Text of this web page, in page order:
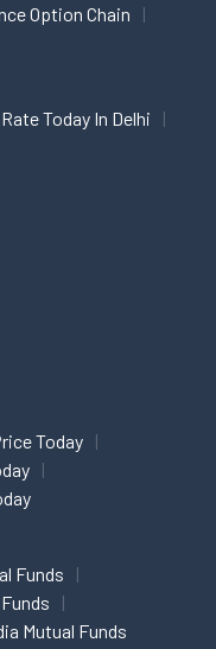
Option Chain
Today In Delhi
Today
Funds
Mutual Funds